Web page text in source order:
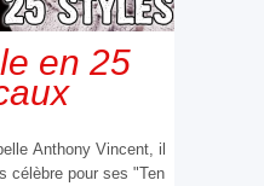
en 25
Anthony Vincent, il
célèbre pour ses "Ten